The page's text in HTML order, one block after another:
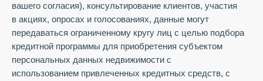
вашего согласия), консультирование клиентов, участия
в акциях, опросах и голосованиях, данные могут
передаваться ограниченному кругу лиц с целью подбора
кредитной программы для приобретения субъектом
персональных данных недвижимости с
использованием привлеченных кредитных средств, с